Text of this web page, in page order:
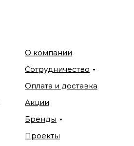
О компании
Сотрудничество
Оплата и доставка
Акции
Бренды
Проекты